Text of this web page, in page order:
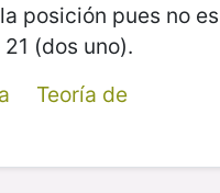
posición pues no es
(dos uno).
Teoría de